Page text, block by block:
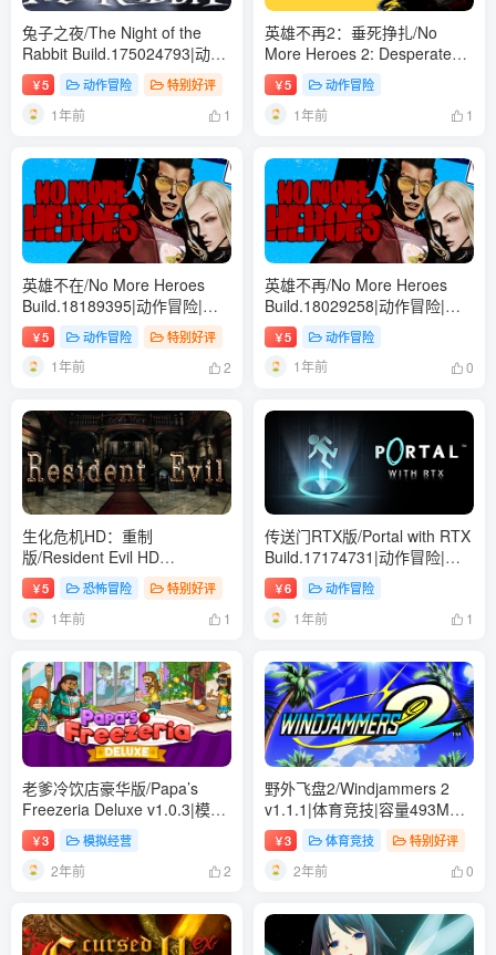
兔子之夜/The Night of the
Rabbit Build.175024793|动作
冒险|容量3.3GB|免安装绿色中
文版
￥5 动作冒险 特别好评
1年前 1
英雄不再2：垂死挣扎/No
More Heroes 2: Desperate
Struggle Build.18189414|动作
冒险|容量3.7GB|免安装绿色中
文版
￥5 动作冒险
1年前 1
英雄不在/No More Heroes
Build.18189395|动作冒险|容
量3.7GB|免安装绿色中文版
￥5 动作冒险 特别好评
1年前 2
英雄不再/No More Heroes
Build.18029258|动作冒险|容
量3.7GB|免安装绿色中文版
￥5 动作冒险
1年前 0
生化危机HD：重制
版/Resident Evil HD
REMASTER Build.17178773|
恐怖冒险|容量11.7GB|免安装
绿色中文版
￥5 恐怖冒险 特别好评
1年前 1
传送门RTX版/Portal with RTX
Build.17174731|动作冒险|容
量17.4GB|免安装绿色中文版
￥6 动作冒险
1年前 1
老爹冷饮店豪华版/Papa’s
Freezeria Deluxe v1.0.3|模拟
经营|容量88MB|免安装绿色汉
化版
￥3 模拟经营
2年前 2
野外飞盘2/Windjammers 2
v1.1.1|体育竞技|容量493MB|
免安装绿色中文版
￥3 体育竞技 特别好评
2年前 0